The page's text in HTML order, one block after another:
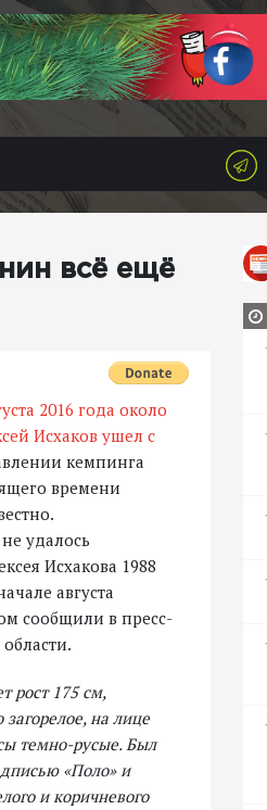
всё ещё
2016 года около
Исхаков ушел с
кемпинга
времени
удалось
Исхакова 1988
августа
сообщили в пресс-
рост 175 см,
на лице
темно-русые. Был
«Поло» и
и коричневого